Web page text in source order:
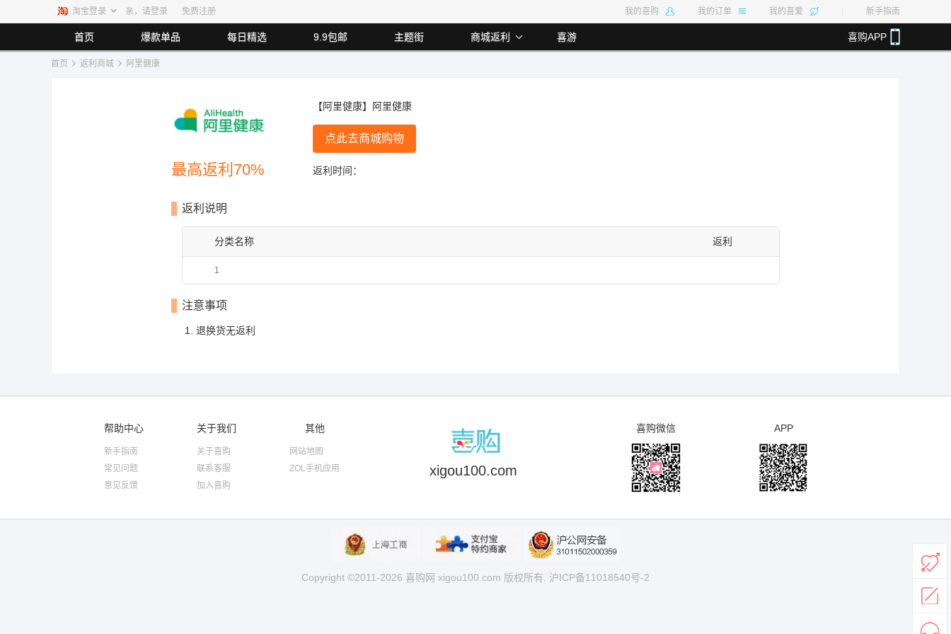
淘宝登录 亲，请登录 免费注册 我的喜购 我的订单 我的喜爱 新手指南
首页 爆款单品 每日精选 9.9包邮 主题街 商城返利 喜游 喜购APP
最高返利2.00% 最高返利8%
首页 返利商城 阿里健康
最高返利70%
【阿里健康】阿里健康
点此去商城购物
返利时间：
返利说明
分类名称 返利
1
注意事项
退换货无返利
xigou100.com
帮助中心
新手指南
常见问题
意见反馈
关于我们
关于喜购
联系客服
加入喜购
其他
网站地图
ZOL手机应用
喜购微信 APP
Copyright ©2011-2026 喜购网 xigou100.com 版权所有. 沪ICP备11018540号-2